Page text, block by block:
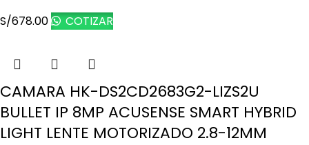
S/678.00 COTIZAR
CAMARA HK-DS2CD2683G2-LIZS2U
BULLET IP 8MP ACUSENSE SMART HYBRID
LIGHT LENTE MOTORIZADO 2.8-12MM